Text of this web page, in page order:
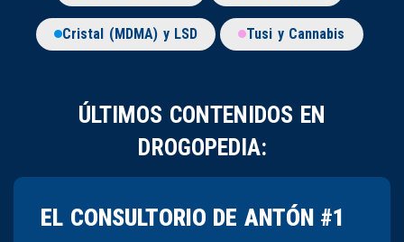
Cristal (MDMA) y LSD Tusi y Cannabis
ÚLTIMOS CONTENIDOS EN
DROGOPEDIA:
EL CONSULTORIO DE ANTÓN #1